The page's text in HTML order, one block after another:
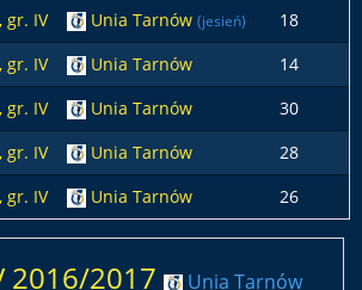
gr. IV Unia Tarnów (jesień)
18
gr. IV Unia Tarnów 14
gr. IV Unia Tarnów 30
gr. IV Unia Tarnów 28
gr. IV Unia Tarnów 26
2016/2017 Unia Tarnów